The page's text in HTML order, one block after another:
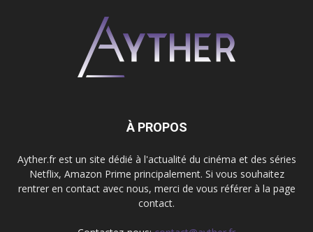
À PROPOS
Ayther.fr est un site dédié à l'actualité du cinéma et des séries
Netflix, Amazon Prime principalement. Si vous souhaitez
rentrer en contact avec nous, merci de vous référer à la page
contact.